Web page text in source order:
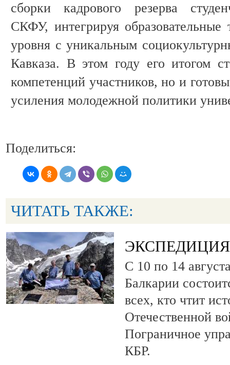
сборки кадрового резерва
СКФУ, интегрируя образовательные
уровня с уникальным
Кавказа. В этом году его итогом
компетенций участников, но и
усиления молодежной политики
Поделиться:
ЧИТАТЬ ТАКЖЕ:
С 10 по 14
Балкарии
всех, кто чтит
Отечественной
Пограничное
КБР.